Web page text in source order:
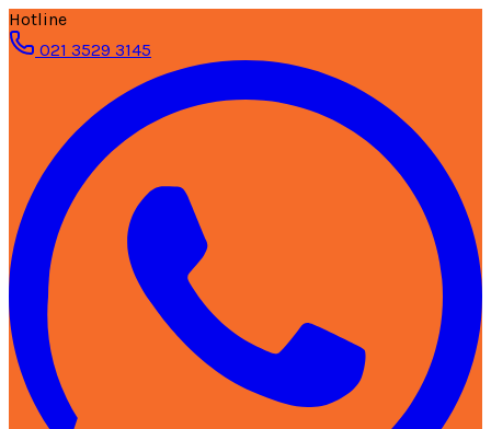
Hotline
021 3529 3145